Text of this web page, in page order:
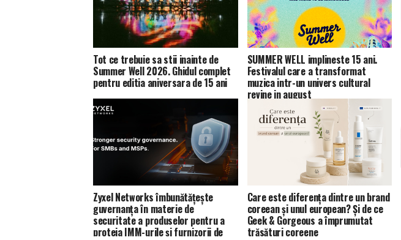
Tot ce trebuie sa stii inainte de
Summer Well 2026. Ghidul complet
pentru editia aniversara de 15 ani
SUMMER WELL implineste 15 ani.
Festivalul care a transformat
muzica intr-un univers cultural
revine in august
Zyxel Networks îmbunătățește
guvernanța în materie de
securitate a produselor pentru a
proteja IMM-urile și furnizorii de
Care este diferența dintre un brand
coreean și unul european? Și de ce
Geek & Gorgeous a împrumutat
trăsături coreene